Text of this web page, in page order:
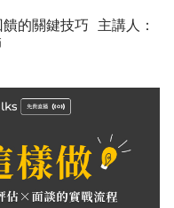
的關鍵技巧 主講人：